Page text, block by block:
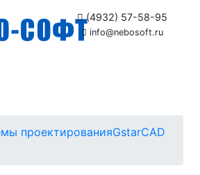
(4932) 57-58-95
info@nebosoft.ru
проектированияGstarCAD